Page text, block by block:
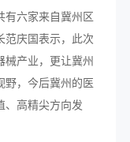
有六家来自冀州区
范庆国表示，此次
产业，更让冀州
野，今后冀州的医
、高精尖方向发